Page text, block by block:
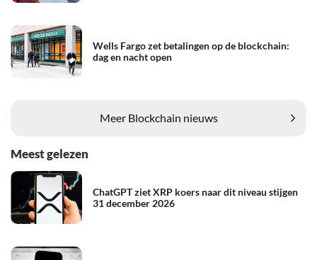
Wells Fargo zet betalingen op de blockchain:
dag en nacht open
Meer Blockchain nieuws
Meest gelezen
ChatGPT ziet XRP koers naar dit niveau stijgen
31 december 2026